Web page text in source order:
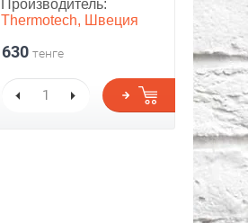
Производитель:
Thermotech, Швеция
630 тенге